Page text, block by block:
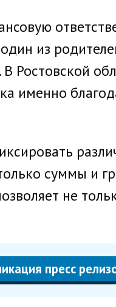
из
Ростовской
именно
суммы и
не
пресс